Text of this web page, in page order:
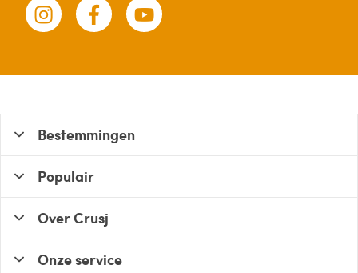
Bestemmingen
Populair
Over Crusj
Onze service